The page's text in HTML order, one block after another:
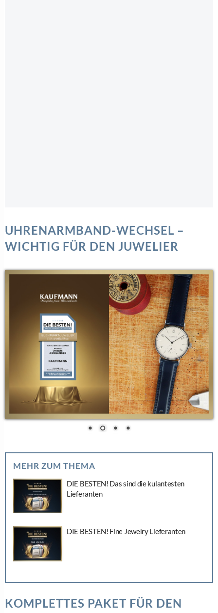
UHRENARMBAND-WECHSEL –
WICHTIG FÜR DEN JUWELIER
MEHR ZUM THEMA
DIE BESTEN! Das sind die kulantesten
Lieferanten
DIE BESTEN! Fine Jewelry Lieferanten
KOMPLETTES PAKET FÜR DEN